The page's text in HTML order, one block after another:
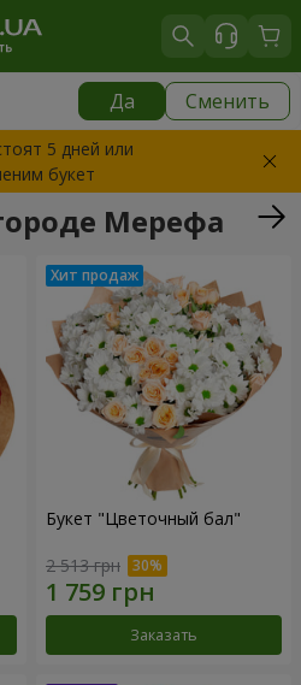
Да Сменить
5 дней или
букет
Мерефа
Букет "Цветочный бал"
2 513 грн
Заказать